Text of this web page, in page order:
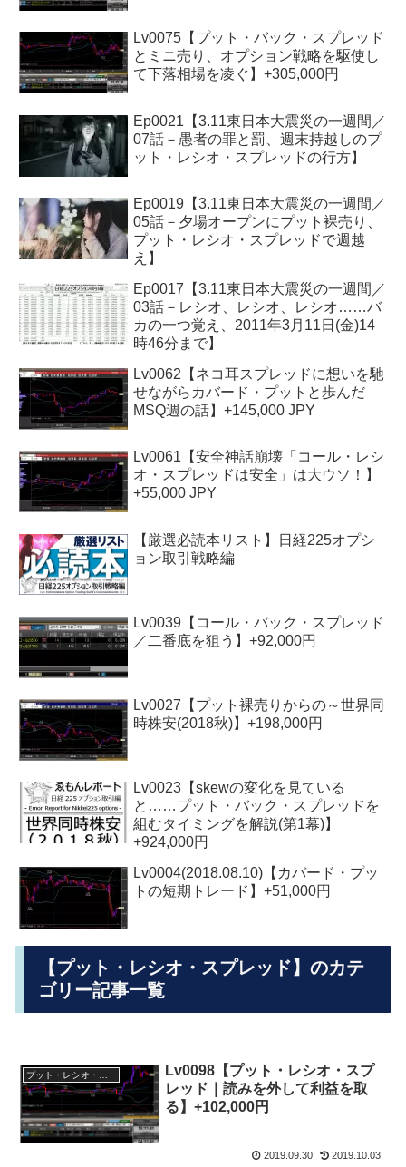
Lv0075【プット・バック・スプレッド
とミニ売り、オプション戦略を駆使し
て下落相場を凌ぐ】+305,000円
Ep0021【3.11東日本大震災の一週間／
07話－愚者の罪と罰、週末持越しのプ
ット・レシオ・スプレッドの行方】
Ep0019【3.11東日本大震災の一週間／
05話－夕場オープンにプット裸売り、
プット・レシオ・スプレッドで週越
え】
Ep0017【3.11東日本大震災の一週間／
03話－レシオ、レシオ、レシオ……バ
カの一つ覚え、2011年3月11日(金)14
時46分まで】
Lv0062【ネコ耳スプレッドに想いを馳
せながらカバード・プットと歩んだ
MSQ週の話】+145,000 JPY
Lv0061【安全神話崩壊「コール・レシ
オ・スプレッドは安全」は大ウソ！】
+55,000 JPY
【厳選必読本リスト】日経225オプシ
ョン取引戦略編
Lv0039【コール・バック・スプレッド
／二番底を狙う】+92,000円
Lv0027【プット裸売りからの～世界同
時株安(2018秋)】+198,000円
Lv0023【skewの変化を見ている
と……プット・バック・スプレッドを
組むタイミングを解説(第1幕)】
+924,000円
Lv0004(2018.08.10)【カバード・プッ
トの短期トレード】+51,000円
【プット・レシオ・スプレッド】のカテ
ゴリー記事一覧
Lv0098【プット・レシオ・スプ
レッド｜読みを外して利益を取
る】+102,000円
2019.09.30 2019.10.03